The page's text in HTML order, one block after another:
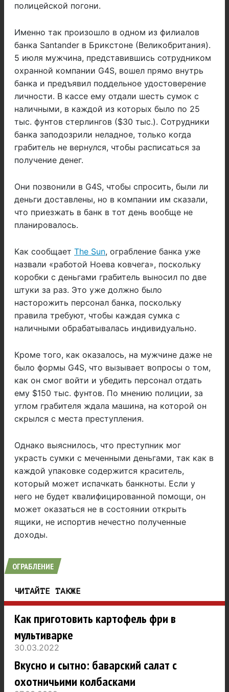
полицейской погони.
Именно так произошло в одном из филиалов
банка Santander в Брикстоне (Великобритания).
5 июля мужчина, представившись сотрудником
охранной компании G4S, вошел прямо внутрь
банка и предъявил поддельное удостоверение
личности. В кассе ему отдали шесть сумок с
наличными, в каждой из которых было по 25
тыс. фунтов стерлингов ($30 тыс.). Сотрудники
банка заподозрили неладное, только когда
грабитель не вернулся, чтобы расписаться за
получение денег.
Они позвонили в G4S, чтобы спросить, были ли
деньги доставлены, но в компании им сказали,
что приезжать в банк в тот день вообще не
планировалось.
Как сообщает The Sun, ограбление банка уже
назвали «работой Ноева ковчега», поскольку
коробки с деньгами грабитель выносил по две
штуки за раз. Это уже должно было
насторожить персонал банка, поскольку
правила требуют, чтобы каждая сумка с
наличными обрабатывалась индивидуально.
Кроме того, как оказалось, на мужчине даже не
было формы G4S, что вызывает вопросы о том,
как он смог войти и убедить персонал отдать
ему $150 тыс. фунтов. По мнению полиции, за
углом грабителя ждала машина, на которой он
скрылся с места преступления.
Однако выяснилось, что преступник мог
украсть сумки с меченными деньгами, так как в
каждой упаковке содержится краситель,
который может испачкать банкноты. Если у
него не будет квалифицированной помощи, он
может оказаться не в состоянии открыть
ящики, не испортив нечестно полученные
доходы.
ОГРАБЛЕНИЕ
ЧИТАЙТЕ ТАКЖЕ
Как приготовить картофель фри в
мультиварке
30.03.2022
Вкусно и сытно: баварский салат с
охотничьими колбасками